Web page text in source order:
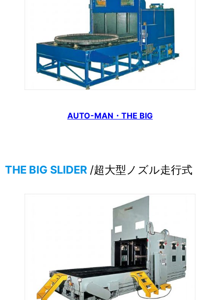
AUTO-MAN・THE BIG
THE BIG SLIDER /超大型ノズル走行式